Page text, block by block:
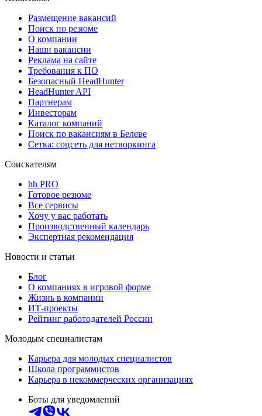
Размещение вакансий
Поиск по резюме
О компании
Наши вакансии
Реклама на сайте
Требования к ПО
Безопасный HeadHunter
HeadHunter API
Партнерам
Инвесторам
Каталог компаний
Поиск по вакансиям в Белеве
Сетка: соцсеть для нетворкинга
Соискателям
hh PRO
Готовое резюме
Все сервисы
Хочу у вас работать
Производственный календарь
Экспертная рекомендация
Новости и статьи
Блог
О компаниях в игровой форме
Жизнь в компании
ИТ-проекты
Рейтинг работодателей России
Молодым специалистам
Карьера для молодых специалистов
Школа программистов
Карьера в некоммерческих организациях
Боты для уведомлений